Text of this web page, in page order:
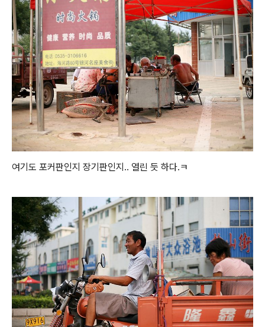
여기도 포커판인지 장기판인지.. 열린 듯 하다.ㅋ